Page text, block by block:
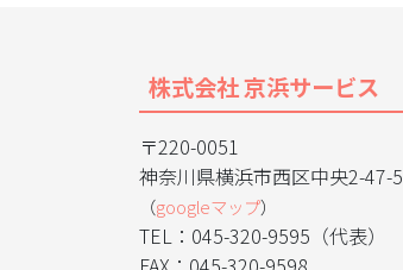
株式会社 京浜サービス
〒220-0051
神奈川県横浜市西区中央2-47-5
（googleマップ）
TEL：045-320-9595（代表）